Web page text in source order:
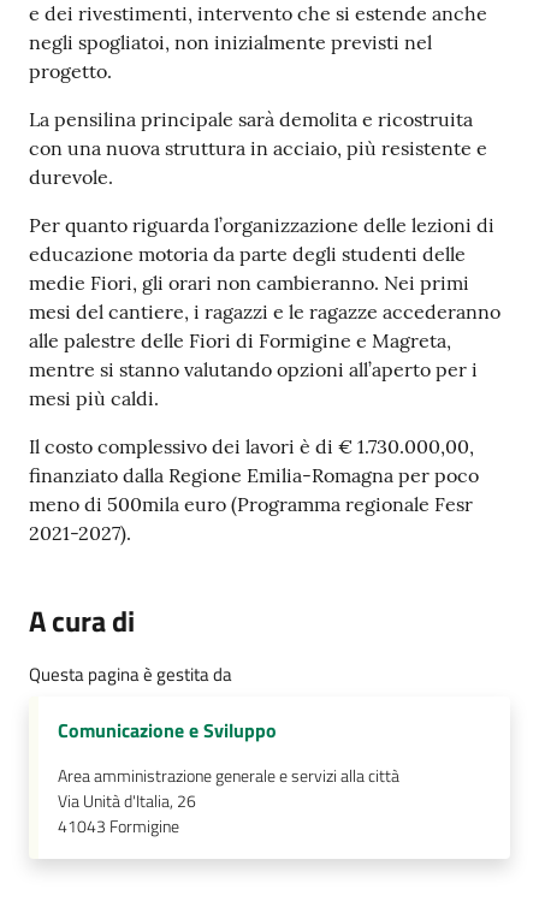
e dei rivestimenti, intervento che si estende anche
negli spogliatoi, non inizialmente previsti nel
progetto.
La pensilina principale sarà demolita e ricostruita
con una nuova struttura in acciaio, più resistente e
durevole.
Per quanto riguarda l’organizzazione delle lezioni di
educazione motoria da parte degli studenti delle
medie Fiori, gli orari non cambieranno. Nei primi
mesi del cantiere, i ragazzi e le ragazze accederanno
alle palestre delle Fiori di Formigine e Magreta,
mentre si stanno valutando opzioni all’aperto per i
mesi più caldi.
Il costo complessivo dei lavori è di € 1.730.000,00,
finanziato dalla Regione Emilia-Romagna per poco
meno di 500mila euro (Programma regionale Fesr
2021-2027).
A cura di
Questa pagina è gestita da
Comunicazione e Sviluppo
Area amministrazione generale e servizi alla città
Via Unità d'Italia, 26
41043 Formigine